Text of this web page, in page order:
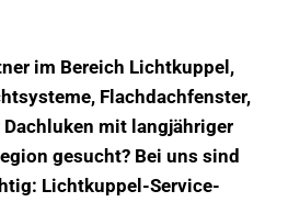
im Bereich Lichtkuppel,
Flachdachfenster,
mit langjähriger
gesucht? Bei uns sind
Lichtkuppel-Service-